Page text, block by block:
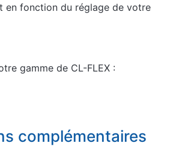
en fonction du réglage de votre
gamme de CL-FLEX :
complémentaires